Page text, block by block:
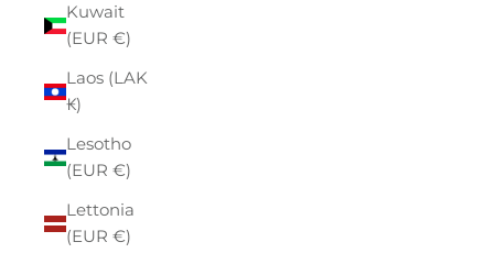
Kuwait
(EUR €)
Laos (LAK
₭)
Lesotho
(EUR €)
Lettonia
(EUR €)